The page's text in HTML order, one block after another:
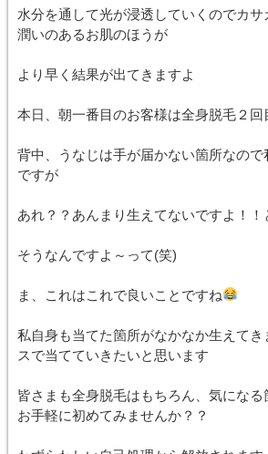
水分を通して光が浸透していくのでカサ
潤いのあるお肌のほうが
より早く結果が出てきますよ
本日、朝一番目のお客様は全身脱毛２回
背中、うなじは手が届かない箇所なの
ですが
あれ？？あんまり生えてないですよ！！
そうなんですよ～って(笑)
ま、これはこれで良いことですね
私自身も当てた箇所がなかなか生えて
スで当てていきたいと思います
皆さまも全身脱毛はもちろん、気にな
お手軽に初めてみませんか？？